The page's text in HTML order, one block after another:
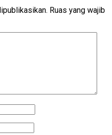
Ruas yang wajib